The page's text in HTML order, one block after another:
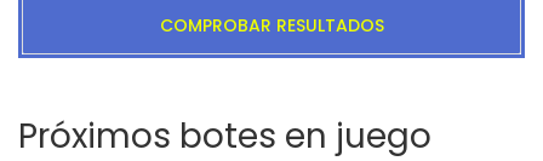
COMPROBAR RESULTADOS
Próximos botes en juego